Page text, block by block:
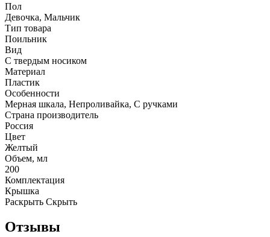
Пол
Девочка, Мальчик
Тип товара
Поильник
Вид
С твердым носиком
Материал
Пластик
Особенности
Мерная шкала, Непроливайка, С ручками
Страна производитель
Россия
Цвет
Желтый
Объем, мл
200
Комплектация
Крышка
Раскрыть Скрыть
Отзывы